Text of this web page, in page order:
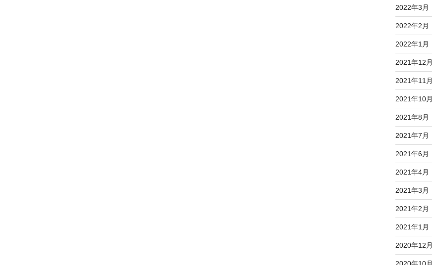
2022年3月
2022年2月
2022年1月
2021年12月
2021年11月
2021年10月
2021年8月
2021年7月
2021年6月
2021年4月
2021年3月
2021年2月
2021年1月
2020年12月